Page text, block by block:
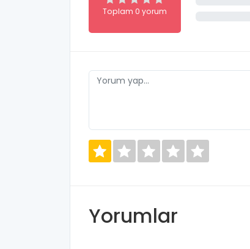
Toplam 0 yorum
Yorumlar